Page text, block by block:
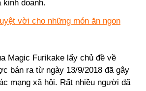
kinh doanh.
vời cho những món ăn ngon
Magic Furikake lấy chủ đề về
bán ra từ ngày 13/9/2018 đã gây
mạng xã hội. Rất nhiều người đã